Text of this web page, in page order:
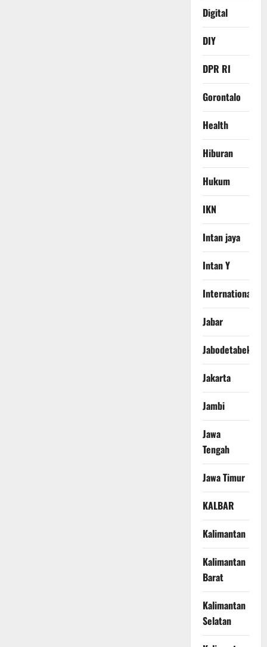
Digital
DIY
DPR RI
Gorontalo
Health
Hiburan
Hukum
IKN
Intan jaya
Intan Y
International
Jabar
Jabodetabek
Jakarta
Jambi
Jawa
Tengah
Jawa Timur
KALBAR
Kalimantan
Kalimantan
Barat
Kalimantan
Selatan